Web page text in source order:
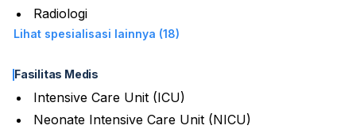
Radiologi
Lihat spesialisasi lainnya (18)
Fasilitas Medis
Intensive Care Unit (ICU)
Neonate Intensive Care Unit (NICU)